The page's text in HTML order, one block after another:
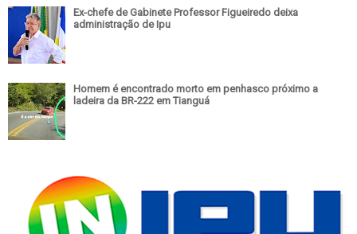
Ex-chefe de Gabinete Professor Figueiredo deixa
administração de Ipu
Homem é encontrado morto em penhasco próximo a
ladeira da BR-222 em Tianguá